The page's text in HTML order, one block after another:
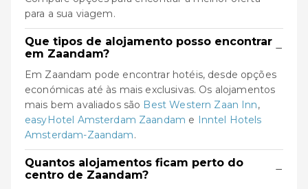
para a sua viagem.
Que tipos de alojamento posso encontrar
em Zaandam?
−
Em Zaandam pode encontrar hotéis, desde opções
económicas até às mais exclusivas. Os alojamentos
mais bem avaliados são Best Western Zaan Inn,
easyHotel Amsterdam Zaandam e Inntel Hotels
Amsterdam-Zaandam.
Quantos alojamentos ficam perto do
centro de Zaandam?
−